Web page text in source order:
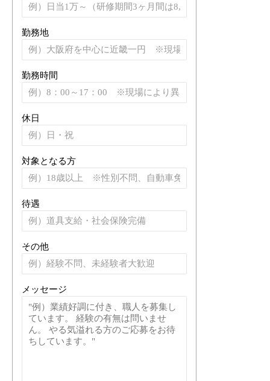
勤務地
勤務時間
休日
対象となる方
待遇
その他
メッセージ